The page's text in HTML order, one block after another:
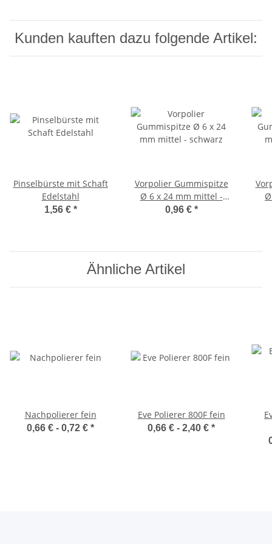
Kunden kauften dazu folgende Artikel:
Pinselbürste mit Schaft
Edelstahl
1,56 € *
Vorpolier Gummispitze
Ø 6 x 24 mm mittel -
schwarz
0,96 € *
Ähnliche Artikel
Nachpolierer fein
0,66 € - 0,72 € *
Eve Polierer 800F fein
0,66 € - 2,40 € *